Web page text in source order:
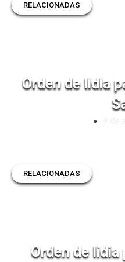
RELACIONADAS
Orden de lidia
RELACIONADAS
Orden de lidia